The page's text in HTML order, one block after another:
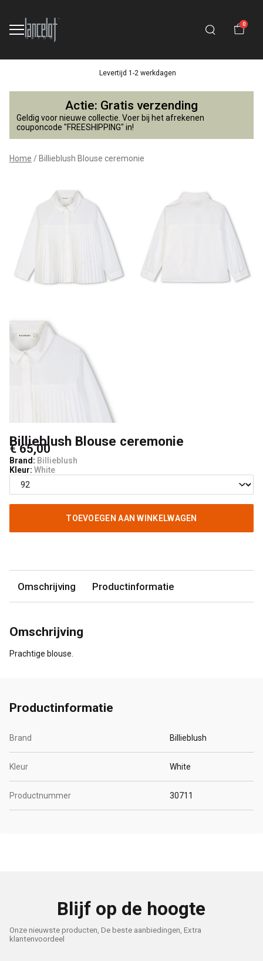
0
Levertijd 1-2 werkdagen
Billieblush
Blouse
ceremonie
Lancelot
Kids
Actie: Gratis verzending
Geldig voor nieuwe collectie. Voer bij het afrekenen
couponcode "FREESHIPPING" in!
Home Billieblush Blouse ceremonie
Billieblush Blouse ceremonie
€ 65,00
Brand: Billieblush
Kleur: White
TOEVOEGEN AAN WINKELWAGEN
Omschrijving Productinformatie
Omschrijving
Prachtige blouse.
Productinformatie
Brand Billieblush
Kleur White
Productnummer 30711
Blijf op de hoogte
Onze nieuwste producten, De beste aanbiedingen, Extra
klantenvoordeel